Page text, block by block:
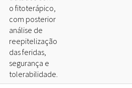
o fitoterápico,
com posterior
análise de
reepitelização
das feridas,
segurança e
tolerabilidade.